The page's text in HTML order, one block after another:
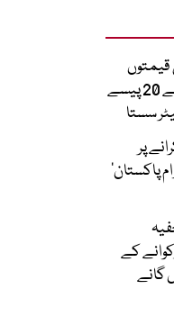
میں کمی، پیٹرول 2 روپے 20 پیسے
سستا
پر
پاکستان‘
کے
گانے